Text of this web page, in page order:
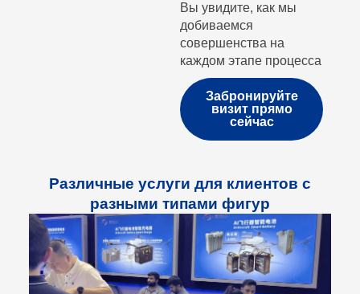
Вы увидите, как мы
добиваемся
совершенства на
каждом этапе процесса
Забронируйте
визит прямо
сейчас
Различные услуги для клиентов с
разными типами фигур